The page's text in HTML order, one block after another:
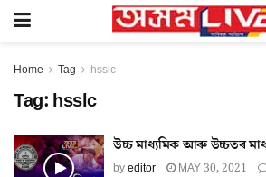
Home Tag hsslc
Tag: hsslc
উচ্চ মাধ্যমিক আৰু উচ্চতৰ
byeditor MAY 30, 2021